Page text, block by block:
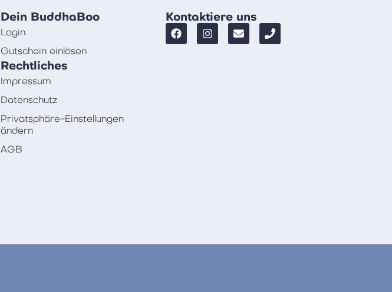
Dein BuddhaBoo
Login
Gutschein einlösen
Rechtliches
Impressum
Datenschutz
Privatsphäre-Einstellungen
ändern
AGB
Kontaktiere uns